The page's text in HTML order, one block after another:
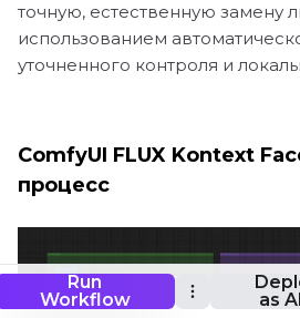
Run
Workflow
as
точную, естественную замену
использованием
уточненного контроля и
ComfyUI FLUX Kontext
процесс